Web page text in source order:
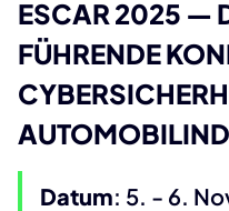
ESCAR 2025 —
FÜHRENDE
Datum: 5. - 6.